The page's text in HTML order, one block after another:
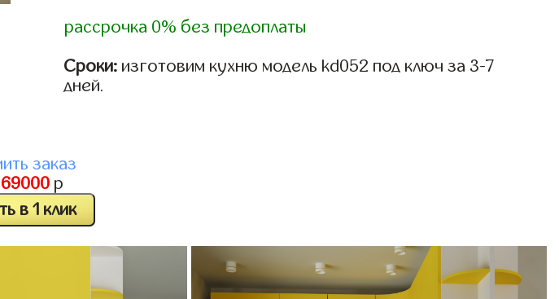
рассрочка 0% без предоплаты
Сроки: изготовим кухню модель kd052 под ключ за 3-7
дней.
заказ
69000 р
в 1 клик